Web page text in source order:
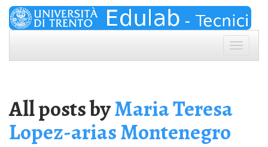
Skip
content
Toggle
All posts byMaria Teresa
Lopez-arias Montenegro